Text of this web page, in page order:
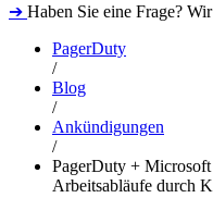
➔ Haben Sie eine Frage?
PagerDuty
/
Blog
/
Ankündigungen
/
PagerDuty +
Arbeitsabläufe durch